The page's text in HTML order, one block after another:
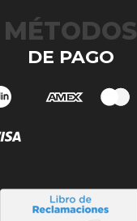
MÉTODOS
DE PAGO